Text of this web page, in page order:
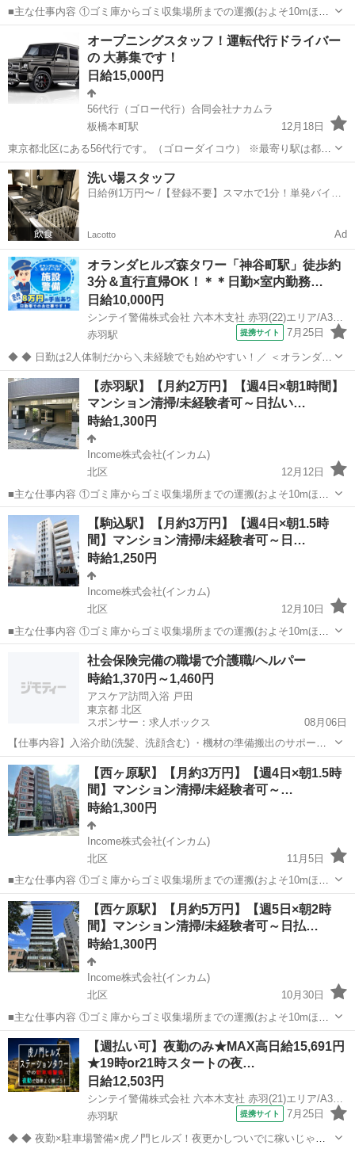
■主な仕事内容 ①ゴミ庫からゴミ収集場所までの運搬(およそ10mほど
を１日約10個ほど) ②エントランス・エレベーター・廊下・非常階段・
駐車駐輪場などの共用部分と外構の清掃（時間内で可能な範囲） ③清
掃結果の報告（指定...
その他 時給
オープニングスタッフ！運転代行ドライバー
の 大募集です！
日給15,000円
56代行（ゴロー代行）合同会社ナカムラ
板橋本町駅
12月18日
東京都北区にある56代行です。（ゴローダイコウ） ※最寄り駅は都営
三田線板橋本町駅です。 9月より営業予定です。 営業時間は夜8時から
東京 北区 板橋本町駅
洗い場スタッフ
日給例1万円〜 /【登録不要】スマホで1分！単発バイト
Lacotto Ad
オランダヒルズ森タワー「神谷町駅」徒歩約
3分＆直行直帰OK！＊＊日勤×室内勤務…
日給10,000円
シンテイ警備株式会社 六本木支社 赤羽(22)エリア/A3203200117
赤羽駅
提携サイト 7月25日
◆ ◆ 日勤は2人体制だから＼未経験でも始めやすい！／ ＜オランダヒ
ルズ森タワーで施設警備をお任せ＞ 日勤のみ＆週3日～OKの自由シフ
ト制 プライベートとの両立もバッチリ！ アクセス抜群で通勤も楽チン
です♪ ＼未経験ス...
東京 北区 赤羽駅 警備員
【赤羽駅】【月約2万円】【週4日×朝1時間】
マンション清掃/未経験者可～日払い…
時給1,300円
Income株式会社(インカム)
北区
12月12日
■主な仕事内容 ①ゴミ庫からゴミ収集場所までの運搬(およそ10mほど
を１日約10個ほど) ②エントランス・エレベーター・廊下・非常階段・
駐車駐輪場などの共用部分と外構の清掃（時間内で可能な範囲） ③清
掃結果の報告（指定...
東京 北区 その他 時給
【駒込駅】【月約3万円】【週4日×朝1.5時
間】マンション清掃/未経験者可～日…
時給1,250円
Income株式会社(インカム)
北区
12月10日
■主な仕事内容 ①ゴミ庫からゴミ収集場所までの運搬(およそ10mほど
を１日約10個ほど) ②エントランス・エレベーター・廊下・非常階段・
駐車駐輪場などの共用部分と外構の清掃（時間内で可能な範囲） ③清
掃結果の報告（指定...
その他 時給
社会保険完備の職場で介護職/ヘルパー
時給1,370円～1,460円
アスケア訪問入浴 戸田
東京都 北区
スポンサー：求人ボックス
08月06日
【仕事内容】入浴介助(洗髪、洗顔含む) ・機材の準備搬出のサポート
・従事すべき業務の変更の範囲:変更なし ・就業場所の変更の範囲:近
隣事業所に応援の可能性あり 雇用期間の定めあり:1年間(年度途中で入
社の場合は年度末で更新)契約...
アルバイト・パート
【西ヶ原駅】【月約3万円】【週4日×朝1.5時
間】マンション清掃/未経験者可～…
時給1,300円
Income株式会社(インカム)
北区
11月5日
■主な仕事内容 ①ゴミ庫からゴミ収集場所までの運搬(およそ10mほど
を１日約10個ほど) ②エントランス・エレベーター・廊下・非常階段・
駐車駐輪場などの共用部分と外構の清掃（時間内で可能な範囲） ③清
掃結果の報告（指定...
東京 北区 その他 時給
【西ケ原駅】【月約5万円】【週5日×朝2時
間】マンション清掃/未経験者可～日払…
時給1,300円
Income株式会社(インカム)
北区
10月30日
■主な仕事内容 ①ゴミ庫からゴミ収集場所までの運搬(およそ10mほど
を１日約10個ほど) ②エントランス・エレベーター・廊下・非常階段・
駐車駐輪場などの共用部分と外構の清掃（時間内で可能な範囲） ③清
掃結果の報告（指定...
東京 北区 その他 時給
【週払い可】夜勤のみ★MAX高日給15,691円
★19時or21時スタートの夜…
日給12,503円
シンテイ警備株式会社 六本木支社 赤羽(21)エリア/A3203200117
赤羽駅
提携サイト 7月25日
◆ ◆ 夜勤×駐車場警備×虎ノ門ヒルズ！夜更かしついでに稼いじゃお